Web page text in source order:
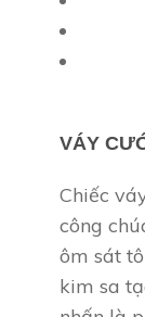
VÁY
Chiếc
công
ôm sát
kim sa